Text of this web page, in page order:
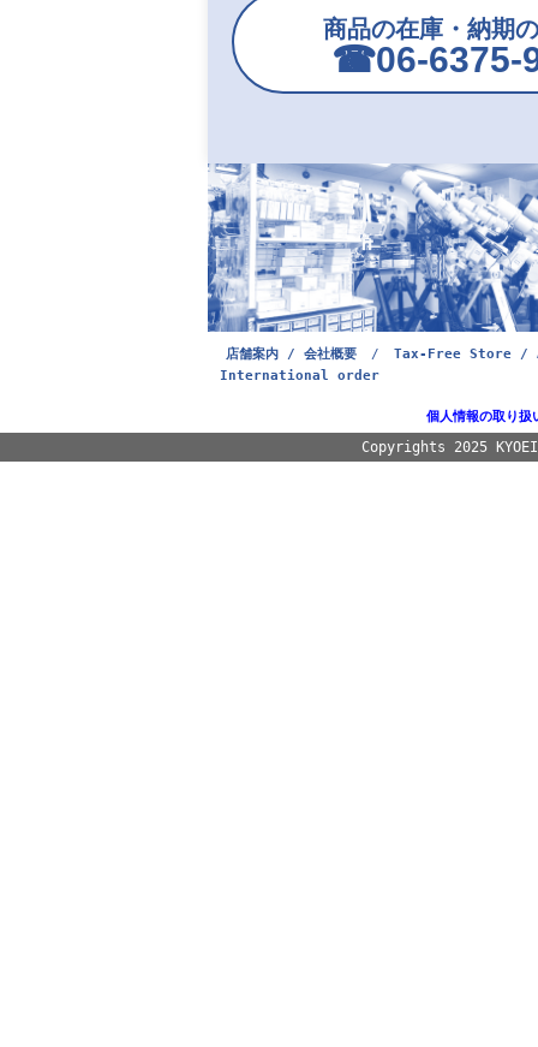
商品の在庫・納期
☎︎06-6375-
店舗案内 / 会社概要 /
Tax-Free Store /
International order
個人情報の取り扱
Copyrights 2025